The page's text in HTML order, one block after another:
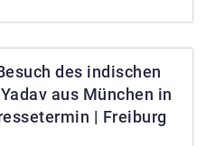
des indischen
aus München in
| Freiburg